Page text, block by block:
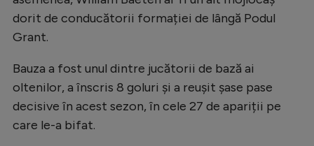
Rugby
Alte sporturi
JO 2024
JO 2026
dorit de conducătorii formației de lângă Podul
Grant.
Bauza a fost unul dintre jucătorii de bază ai
oltenilor, a înscris 8 goluri și a reușit șase pase
decisive în acest sezon, în cele 27 de apariții pe
care le-a bifat.